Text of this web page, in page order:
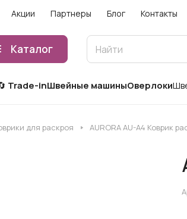
Акции Партнеры Блог Контакты
Каталог
Trade-inШвейные машиныОверлоки
для раскроя AURORA AU-A4 Коврик